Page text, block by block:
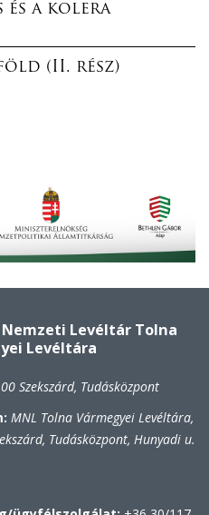
és a kolera
(II. rész)
Levéltár Tolna
Levéltára
Szekszárd, Tudásközpont
MNL Tolna Vármegyei Levéltára,
Tudásközpont, Hunyadi u.